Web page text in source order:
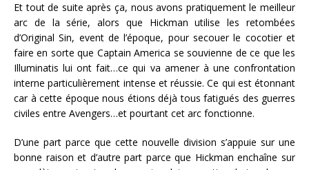
Et tout de suite après ça, nous avons pratiquement le meilleur
arc de la série, alors que Hickman utilise les retombées
d’Original Sin, event de l’époque, pour secouer le cocotier et
faire en sorte que Captain America se souvienne de ce que les
Illuminatis lui ont fait…ce qui va amener à une confrontation
interne particulièrement intense et réussie. Ce qui est étonnant
car à cette époque nous étions déjà tous fatigués des guerres
civiles entre Avengers…et pourtant cet arc fonctionne.
D’une part parce que cette nouvelle division s’appuie sur une
bonne raison et d’autre part parce que Hickman enchaîne sur